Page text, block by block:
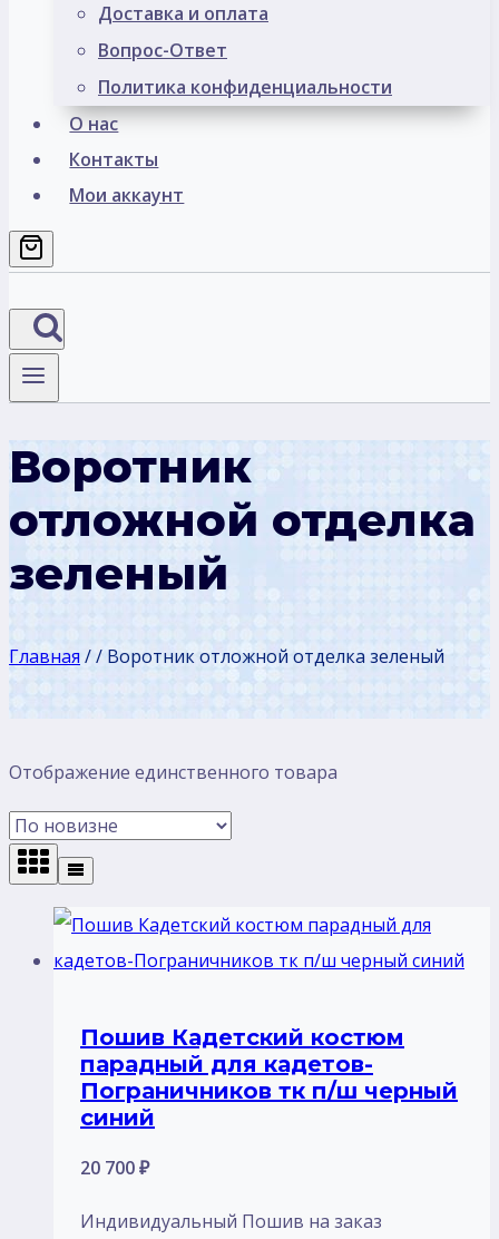
Доставка и оплата
Вопрос-Ответ
Политика конфиденциальности
О нас
Контакты
Мои аккаунт
Воротник
отложной отделка
зеленый
Главная// Воротник отложной отделка зеленый
Отображение единственного товара
Пошив Кадетский костюм
парадный для кадетов-
Пограничников тк п/ш черный
синий
20 700₽
Индивидуальный Пошив на заказ